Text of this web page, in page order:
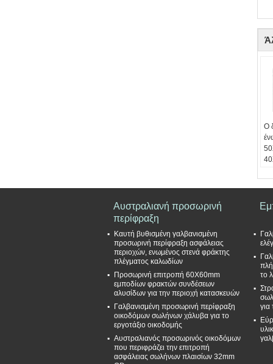
Ο
Αυστραλιανή προσωρινή
περίφραξη
Καυτή βυθισμένη γαλβανισμένη
προσωρινή περίφραξη ασφάλειας
περιοχών, ενωμένος στενά φράκτης
πλέγματος καλωδίων
Προσωρινή επιτροπή 60X60mm
εμποδίων φρακτών συνδέσεων
αλυσίδων για την περιοχή κατασκευών
Γαλβανισμένη προσωρινή περίφραξη
οικοδόμων σωλήνων χάλυβα για το
εργοτάξιο οικοδομής
Αυστραλιανός προσωρινός οικοδόμων
που περιφράζει την επιτροπή
ασφάλειας σωλήνων πλαισίων 32mm
το
για